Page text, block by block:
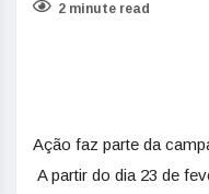
2 minute read
Ação faz parte da
A partir do dia 23 de